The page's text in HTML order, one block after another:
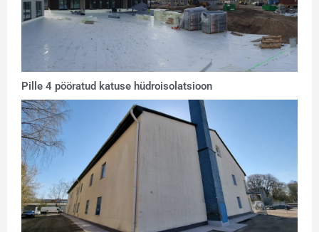
Pille 4 pööratud katuse hüdroisolatsioon